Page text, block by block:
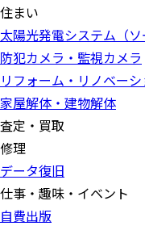
住まい
太陽光発電システム（ソ
防犯カメラ・監視カメラ
リフォーム・リノベー
家屋解体・建物解体
査定・買取
修理
データ復旧
仕事・趣味・イベント
自費出版